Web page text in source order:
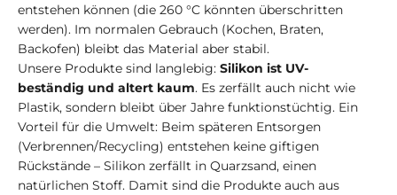
entstehen können (die 260 °C könnten überschritten
werden). Im normalen Gebrauch (Kochen, Braten,
Backofen) bleibt das Material aber stabil.
Unsere Produkte sind langlebig: Silikon ist UV-
beständig und altert kaum. Es zerfällt auch nicht wie
Plastik, sondern bleibt über Jahre funktionstüchtig. Ein
Vorteil für die Umwelt: Beim späteren Entsorgen
(Verbrennen/Recycling) entstehen keine giftigen
Rückstände – Silikon zerfällt in Quarzsand, einen
natürlichen Stoff. Damit sind die Produkte auch aus